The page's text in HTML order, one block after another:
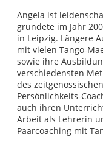
Angela ist
gründete im Jahr
in Leipzig. Längere
mit vielen Tango-
sowie ihre
verschiedensten
des
Persönlichkeits-
auch ihren
Arbeit als Lehrerin
Paarcoaching mit